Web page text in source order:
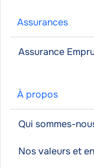
Assurances
Assurance
À propos
Qui sommes-
Nos valeurs et